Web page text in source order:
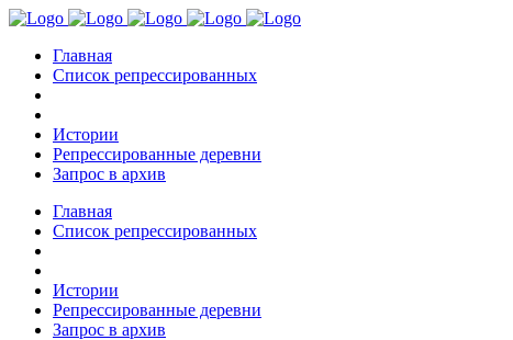
Главная
Список репрессированных
Истории
Репрессированные деревни
Запрос в архив
Главная
Список репрессированных
Истории
Репрессированные деревни
Запрос в архив